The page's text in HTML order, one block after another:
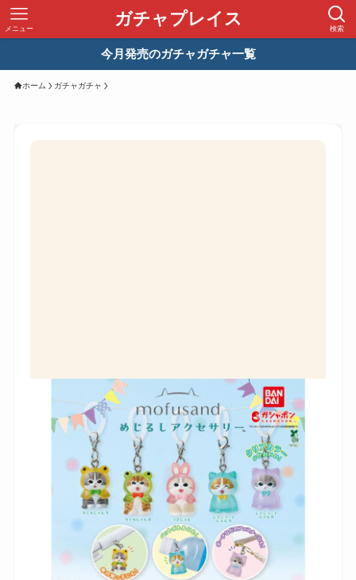
ガチャプレイス 検索
メニュー
今月発売のガチャガチャ一覧
ホーム ガチャガチャ